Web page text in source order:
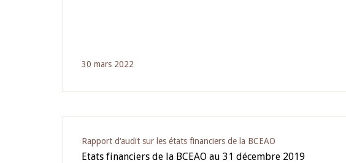
30 mars 2022
Rapport d‘audit sur les états financiers de la BCEAO
Etats financiers de la BCEAO au 31 décembre 2019